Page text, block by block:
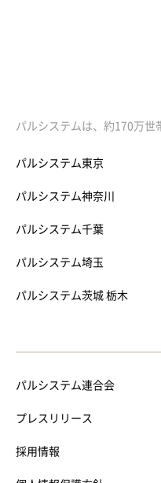
パルシステムは、約170万世
パルシステム東京
パルシステム神奈川
パルシステム千葉
パルシステム埼玉
パルシステム茨城 栃木
パルシステム連合会
プレスリリース
採用情報